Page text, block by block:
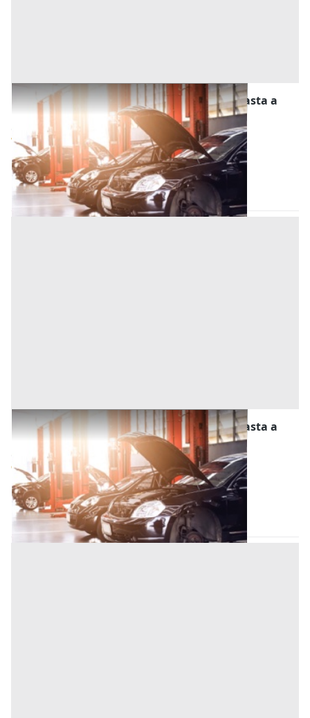
Stalle, Scuderie, Rimesse, Autorimesse all'asta a
Este
Este (Padova)
Offerta minima
7.875 € 10.500 €
Codice asta:449dc9cb
28/10/2026
Stalle, Scuderie, Rimesse, Autorimesse all'asta a
Este
Este (Padova)
Offerta minima
9.375 € 12.500 €
Codice asta:a4985fc5
28/10/2026